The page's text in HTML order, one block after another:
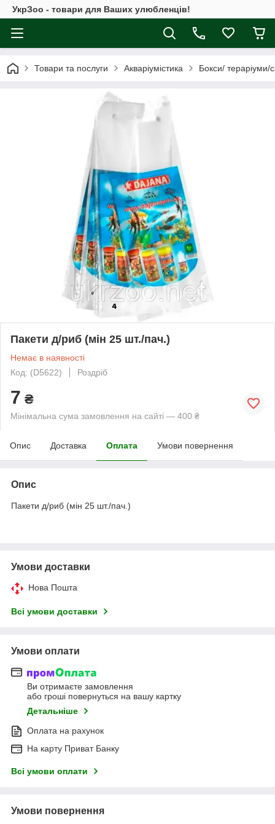
УкрЗоо - товари для Ваших улюбленців!
Товари та послуги Акваріумістика Бокси/ тераріуми/
Пакети д/риб (мін 25 шт./пач.)
Немає в наявності
Код: (D5622)
Роздріб
7 ₴
Мінімальна сума замовлення на сайті — 400 ₴
Опис Доставка Оплата Умови повернення
Опис
Пакети д/риб (мін 25 шт./пач.)
Умови доставки
Нова Пошта
Всі умови доставки
Умови оплати
Ви отримаєте замовлення
або гроші повернуться на вашу картку
Детальніше
Оплата на рахунок
На карту Приват Банку
Всі умови оплати
Умови повернення